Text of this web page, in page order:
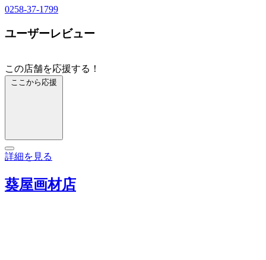
0258-37-1799
ユーザーレビュー
この店舗を応援する！
ここから応援
詳細を見る
葵屋画材店